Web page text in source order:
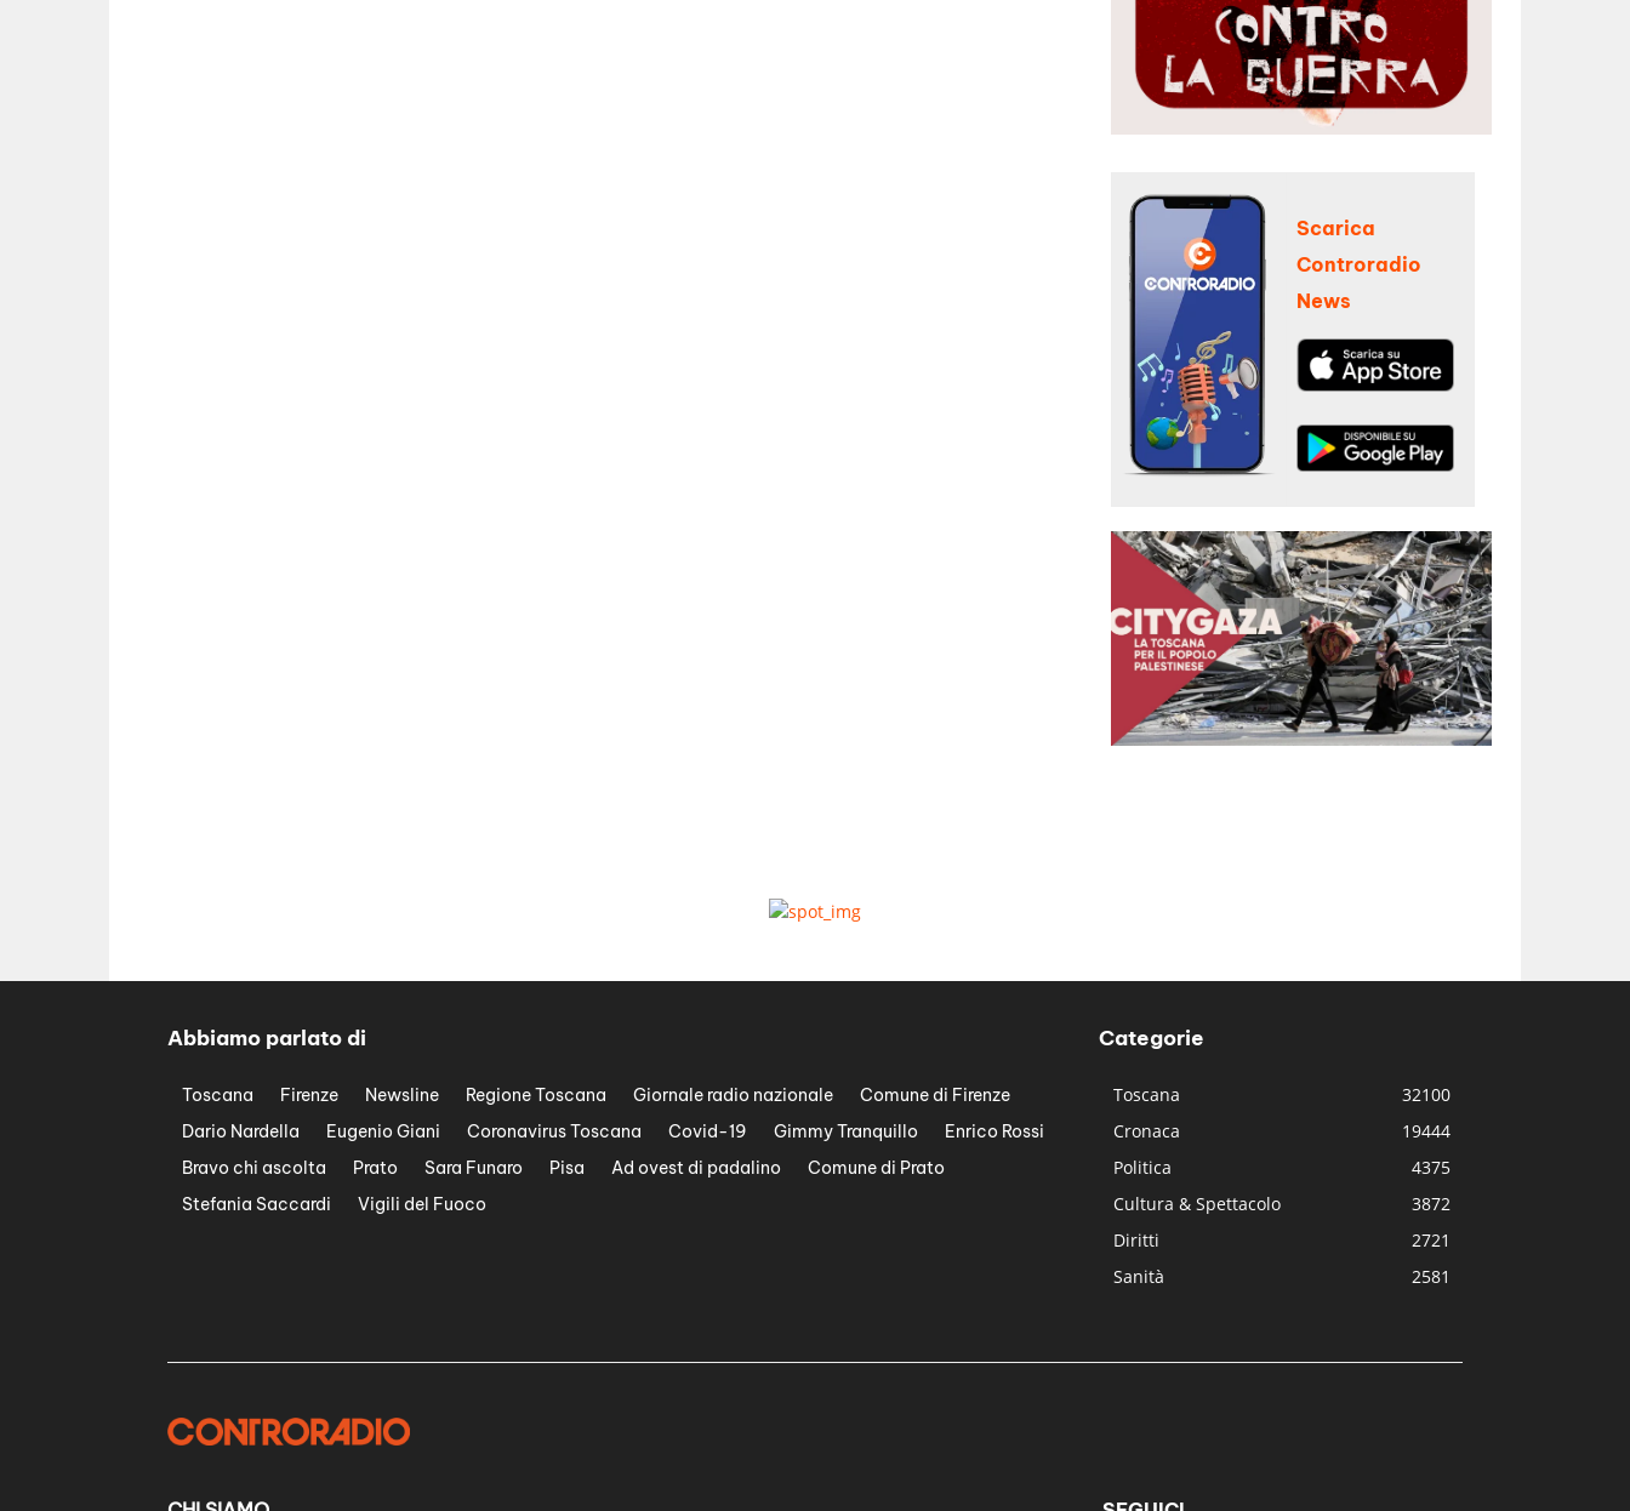
Scarica
Controradio
News
Abbiamo parlato di
Toscana Firenze Newsline Regione Toscana Giornale radio nazionale
Comune di Firenze
Dario Nardella
Eugenio Giani Coronavirus Toscana Covid-19 Gimmy Tranquillo
Enrico Rossi
Bravo chi ascolta
Prato Sara Funaro Pisa Ad ovest di padalino
Comune di Prato
Stefania Saccardi
Vigili del Fuoco
Categorie
Toscana
32100
Cronaca
19444
Politica
4375
Cultura & Spettacolo
3872
Diritti
2721
Sanità
2581